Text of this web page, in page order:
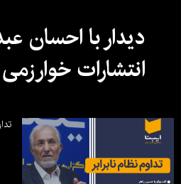
دیدار با احسان
انتشارات خوارزمی